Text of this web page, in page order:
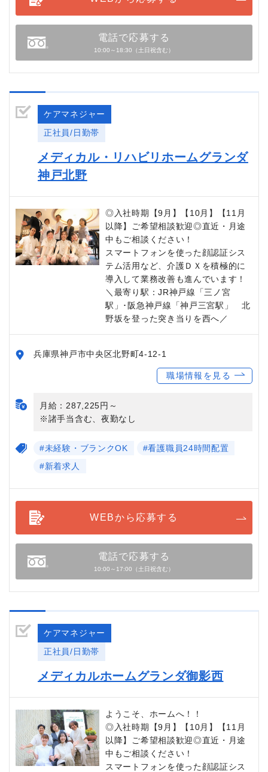
電話で応募する
10:00～18:30（土日祝含む）
ケアマネジャー
正社員/日勤帯
メディカル・リハビリホームグランダ
神戸北野
◎入社時期【9月】【10月】【11月
以降】ご希望相談歓迎◎直近・月途
中もご相談ください！
スマートフォンを使った顔認証シス
テム活用など、介護ＤＸを積極的に
導入して業務改善も進んでいます！
＼最寄り駅：JR神戸線「三ノ宮
駅」･阪急神戸線「神戸三宮駅」 北
野坂を登った突き当りを西へ／
兵庫県神戸市中央区北野町4-12-1
職場情報を見る
月給：287,225円～
※諸手当含む、夜勤なし
#未経験・ブランクOK
#看護職員24時間配置
#新着求人
WEBから応募する
電話で応募する
10:00～17:00（土日祝含む）
ケアマネジャー
正社員/日勤帯
メディカルホームグランダ御影西
ようこそ、ホームへ！！
◎入社時期【9月】【10月】【11月
以降】ご希望相談歓迎◎直近・月途
中もご相談ください！
スマートフォンを使った顔認証シス